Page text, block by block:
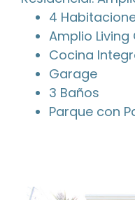
4
Amplio
Cocina
Garage
3 Baños
Parque con